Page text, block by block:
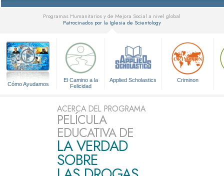
Programas Humanitarios y de Mejora Social a nivel global
Patrocinados por la Iglesia de Scientology
Cómo Ayudamos
El Camino a la
Felicidad
Applied Scholastics Criminon
ACERCA DEL PROGRAMA
PELÍCULA
EDUCATIVA DE
LA VERDAD
SOBRE